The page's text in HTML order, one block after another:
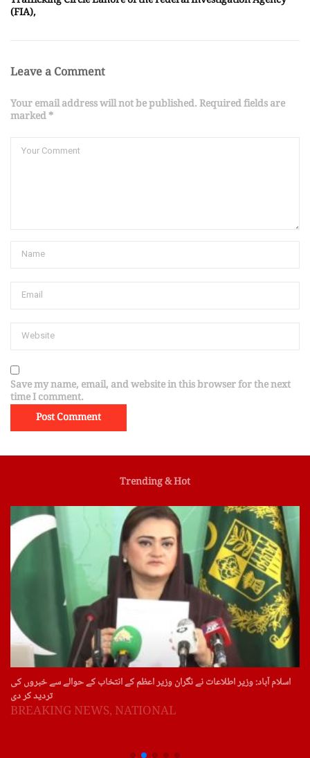
(FIA),
Leave a Comment
Your email address will not be published. Required fields are
marked *
Save my name, email, and website in this browser for the next
time I comment.
Trending & Hot
اسلام آباد: وزیر اطلاعات نے نگران وزیر اعظم کے انتخاب کے حوالے سے خبروں کی
تردید کر دی
BREAKING NEWS, NATIONAL